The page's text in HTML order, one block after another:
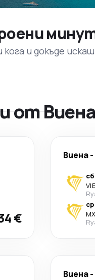
и докъде
от
€
Виена-
VIE
Виена-